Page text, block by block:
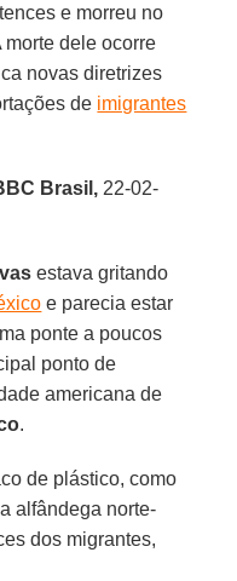
e morreu no
morte dele ocorre
novas diretrizes
de imigrantes
Brasil, 22-02-
estava gritando
e parecia estar
ponte a poucos
ponto de
americana de
.
de plástico, como
alfândega norte-
dos migrantes,